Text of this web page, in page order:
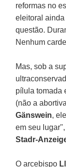
reformas no
eleitoral
questão.
Nenhum
Mas, sob a
pílula tomada
(não a
Gänswein,
em seu
Stadr-
O arcebispo